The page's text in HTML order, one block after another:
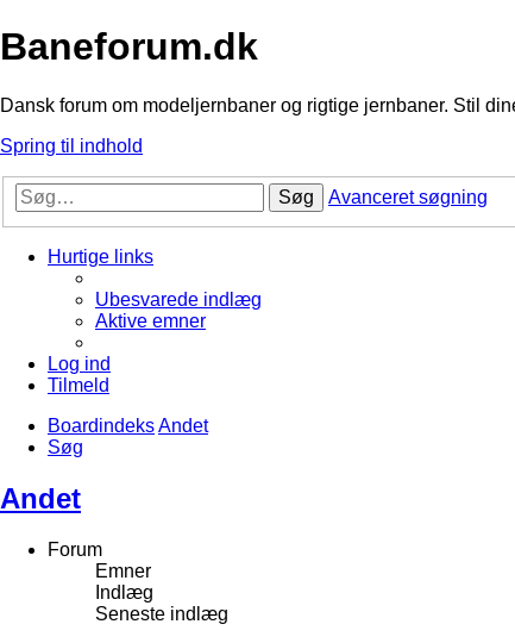
Baneforum.dk
Dansk forum om modeljernbaner og rigtige jernbaner. Stil
Spring til indhold
Søg Avanceret søgning
Hurtige links
Ubesvarede indlæg
Aktive emner
Log ind
Tilmeld
BoardindeksAndet
Søg
Andet
Forum
Emner
Indlæg
Seneste indlæg